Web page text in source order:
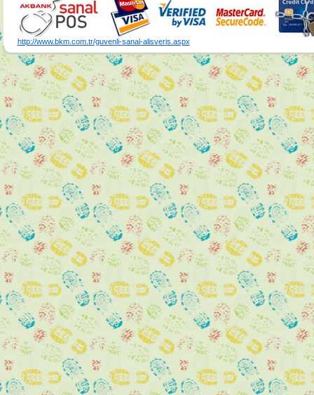
http://www.bkm.com.tr/guvenli-sanal-alisveris.aspx